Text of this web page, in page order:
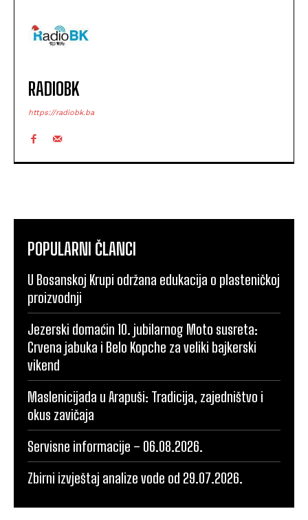
RADIOBK
https://radiobk.ba
POPULARNI ČLANCI
U Bosanskoj Krupi održana edukacija o plasteničkoj
proizvodnji
Jezerski domaćin 10. jubilarnog Moto susreta:
Crvena jabuka i Belo Kopche za veliki bajkerski
vikend
Maslenicijada u Arapuši: Tradicija, zajedništvo i
okus zavičaja
Servisne informacije – 06.08.2026.
Zbirni izvještaj analize vode od 29.07.2026.